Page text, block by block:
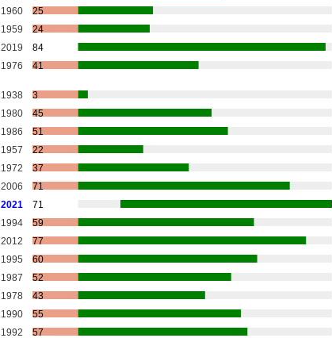
1960
25
1959
24
2019
84
1976 41
1938
3
1980
45
1986
51
1957
22
1972
37
2006
71
2021
71
1994
59
2012
77
1995
60
1987
52
1978
43
1990
55
1992 57